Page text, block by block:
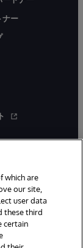
ナー
which are
our site,
user data
these third
certain